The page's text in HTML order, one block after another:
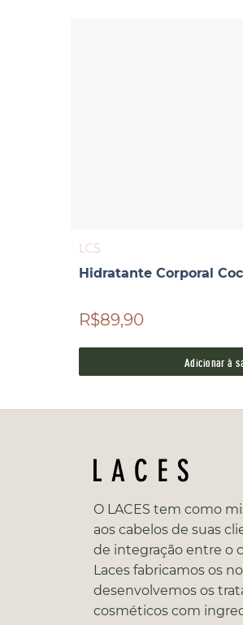
LCS
Hidratante Corporal
R$89,90
Adicionar à
O LACES tem como
aos cabelos de suas
de integração entre o
Laces fabricamos os
desenvolvemos os
cosméticos com